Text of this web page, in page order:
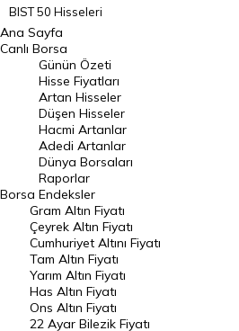
BIST 50 Hisseleri
BIST 100 Hisseleri
En Çok Artan Hisseler
En Çok Düşen Hisseler
Hacmi Artanlar
Geçmiş Kapanışlar
Dünya Borsaları
Raporlar
Endeksler
DÖVİZ
Döviz Kuru
Ana Sayfa
Canlı Borsa
Borsa
Günün Özeti
Hisse Fiyatları
Artan Hisseler
Düşen Hisseler
Hacmi Artanlar
Adedi Artanlar
Dünya Borsaları
Raporlar
Endeksler
Gram Altın Fiyatı
Çeyrek Altın Fiyatı
Cumhuriyet Altını Fiyatı
Tam Altın Fiyatı
Yarım Altın Fiyatı
Has Altın Fiyatı
Ons Altın Fiyatı
22 Ayar Bilezik Fiyatı